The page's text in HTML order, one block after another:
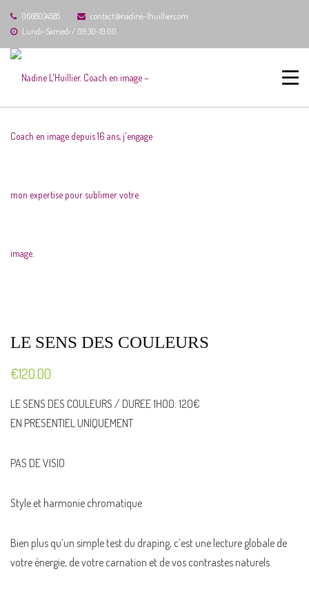
0668034585
contact@nadine-lhuillier.com
Lundi-Samedi / 09:30-19:00
POUR ELLE
POUR LUI
CONTACT
HOME FEMME LE SENS DES COULEURS
LE SENS DES COULEURS
€120.00
LE SENS DES COULEURS / DUREE 1H00: 120€
EN PRESENTIEL UNIQUEMENT
PAS DE VISIO
Style et harmonie chromatique
Bien plus qu’un simple test du draping, c’est une lecture globale de
votre énergie, de votre carnation et de vos contrastes naturels.